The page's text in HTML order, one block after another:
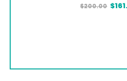
$200.00 $